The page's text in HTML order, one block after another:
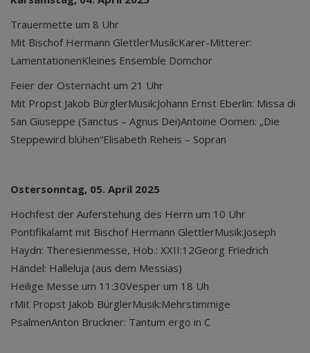
Trauermette um 8 Uhr
Mit Bischof Hermann GlettlerMusik:Karer-Mitterer:
LamentationenKleines Ensemble Domchor
Feier der Osternacht um 21 Uhr
Mit Propst Jakob BürglerMusik:Johann Ernst Eberlin: Missa di
San Giuseppe (Sanctus – Agnus Dei)Antoine Oomen: „Die
Steppewird blühen“Elisabeth Reheis – Sopran
Ostersonntag, 05. April 2025
Hochfest der Auferstehung des Herrn um 10 Uhr
Pontifikalamt mit Bischof Hermann GlettlerMusik:Joseph
Haydn: Theresienmesse, Hob.: XXII:12Georg Friedrich
Händel: Halleluja (aus dem Messias)
Heilige Messe um 11:30Vesper um 18 Uh
rMit Propst Jakob BürglerMusik:Mehrstimmige
PsalmenAnton Bruckner: Tantum ergo in C